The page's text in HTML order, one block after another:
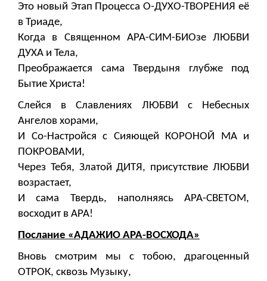
Это новый Этап Процесса О-ДУХО-ТВОРЕНИЯ её
в Триаде,
Когда в Священном АРА-СИМ-БИОзе ЛЮБВИ
ДУХА и Тела,
Преображается сама Твердыня глубже под
Бытие Христа!
Слейся в Славлениях ЛЮБВИ с Небесных
Ангелов хорами,
И Со-Настройся с Сияющей КОРОНОЙ МА и
ПОКРОВАМИ,
Через Тебя, Златой ДИТЯ, присутствие ЛЮБВИ
возрастает,
И сама Твердь, наполняясь АРА-СВЕТОМ,
восходит в АРА!
Послание «АДАЖИО АРА-ВОСХОДА»
Вновь смотрим мы с тобою, драгоценный
ОТРОК, сквозь Музыку,